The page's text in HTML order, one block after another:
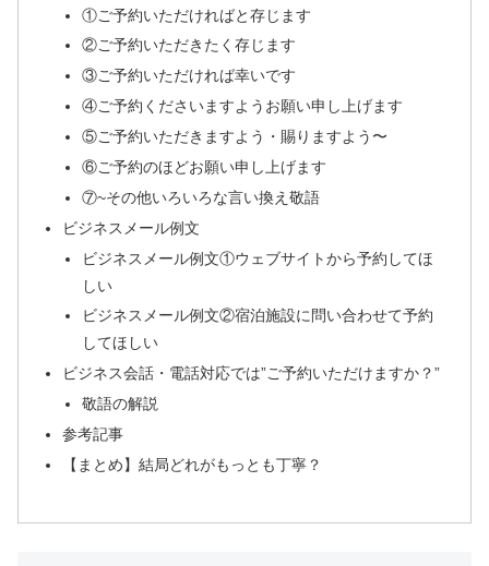
①ご予約いただければと存じます
②ご予約いただきたく存じます
③ご予約いただければ幸いです
④ご予約くださいますようお願い申し上げます
⑤ご予約いただきますよう・賜りますよう〜
⑥ご予約のほどお願い申し上げます
⑦~その他いろいろな言い換え敬語
ビジネスメール例文
ビジネスメール例文①ウェブサイトから予約してほ
しい
ビジネスメール例文②宿泊施設に問い合わせて予約
してほしい
ビジネス会話・電話対応では”ご予約いただけますか？”
敬語の解説
参考記事
【まとめ】結局どれがもっとも丁寧？